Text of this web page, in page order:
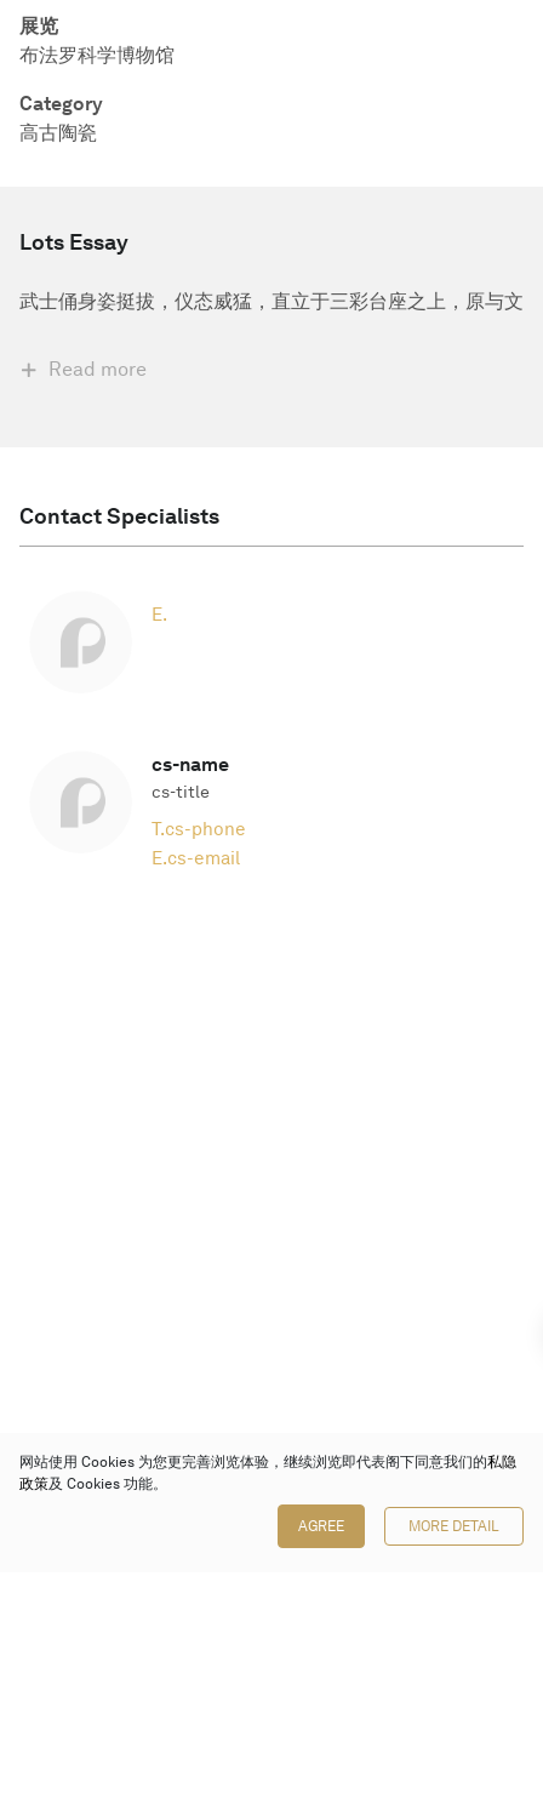
展览
布法罗科学博物馆
Category
高古陶瓷
Lots Essay
武士俑身姿挺拔，仪态威猛，直立于三彩台座之上，原与文
Read more
Contact Specialists
E.
cs-name
cs-title
T.cs-phone
E.cs-email
网站使用 Cookies 为您更完善浏览体验，继续浏览即代表阁下同意我们的私隐
政策及 Cookies 功能。
AGREE MORE DETAIL